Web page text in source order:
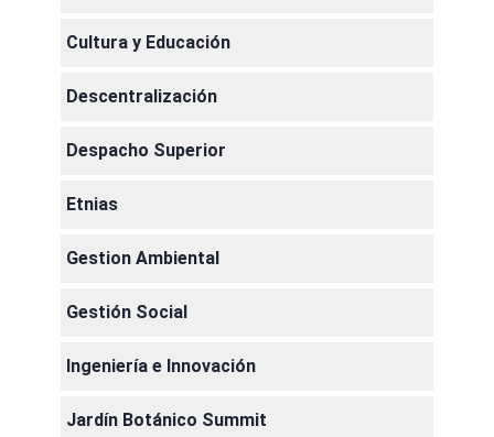
Cultura y Educación
Descentralización
Despacho Superior
Etnias
Gestion Ambiental
Gestión Social
Ingeniería e Innovación
Jardín Botánico Summit